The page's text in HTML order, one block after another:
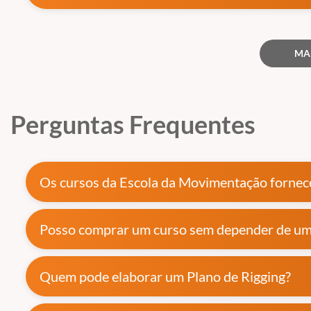
DDS (Diálogo diário de segurança)
Tipos de obras e suas particularidades (Pré-moldado, clientes
5S na movimentação de carga – como implementar no seu dia
Trabalhando com a presença de Plataforma elevatória móvel
O curso apresenta material didático oferecido em PDF para os
Os participantes serão avaliados após a finalização do curso
O curso será disponibilizado para acesso e execução no prazo de 90
Perguntas Frequentes
Os cursos da Escola da Movimentação
Posso comprar um curso sem depender de
Quem pode elaborar um Plano de Rigging?